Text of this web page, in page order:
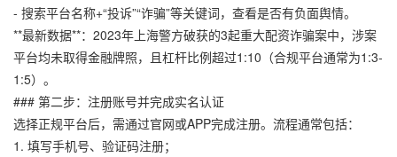
- 搜索平台名称+“投诉”“诈骗”等关键词，查看是否有负面舆情。
**最新数据**：2023年上海警方破获的3起重大配资诈骗案中，涉案
平台均未取得金融牌照，且杠杆比例超过1:10（合规平台通常为1:3-
1:5）。
### 第二步：注册账号并完成实名认证
选择正规平台后，需通过官网或APP完成注册。流程通常包括：
1. 填写手机号、验证码注册；